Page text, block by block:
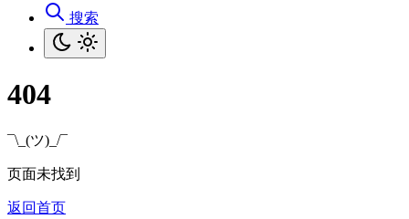
搜索
404
¯\_(ツ)_/¯
页面未找到
返回首页